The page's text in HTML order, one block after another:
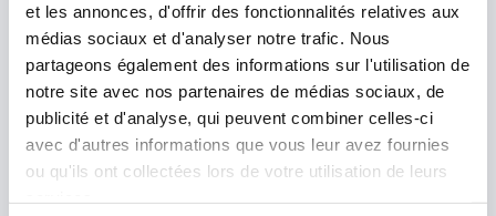
et les annonces, d'offrir des fonctionnalités relatives aux
médias sociaux et d'analyser notre trafic. Nous
partageons également des informations sur l'utilisation de
notre site avec nos partenaires de médias sociaux, de
publicité et d'analyse, qui peuvent combiner celles-ci
avec d'autres informations que vous leur avez fournies
ou qu'ils ont collectées lors de votre utilisation de leurs
Votre newsletter Cactus
Offres, recettes, promotions et offres exclusives en
avant-première ! Recevez-les dans votre boîte de
réception !